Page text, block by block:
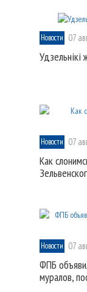
Новости 07
Удзельнікі
Новости 07
Как
Новости 07
ФПБ
муралов,